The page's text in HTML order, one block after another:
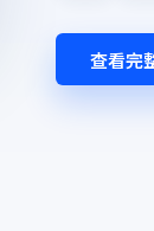
查看完